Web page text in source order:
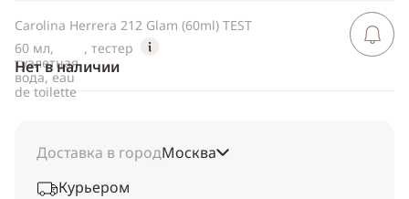
Carolina Herrera 212 Glam (60ml) TEST
60 мл,
туалетная
вода, eau
de toilette
, тестер
Нет в наличии
Сообщить
Доставка в городМосква
Курьером